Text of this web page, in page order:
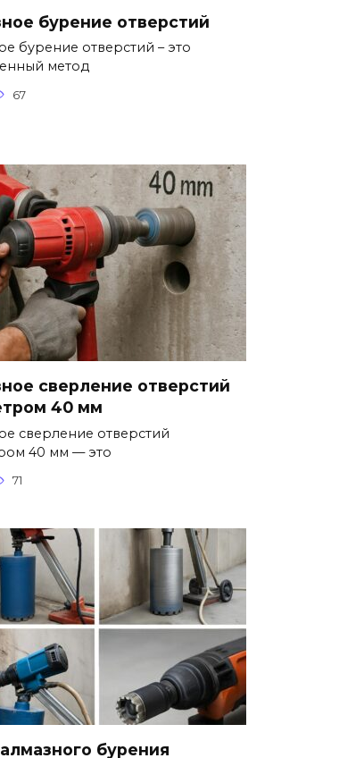
бурение отверстий
бурение отверстий – это
метод
67
сверление отверстий
40 мм
сверление отверстий
40 мм — это
71
бурения